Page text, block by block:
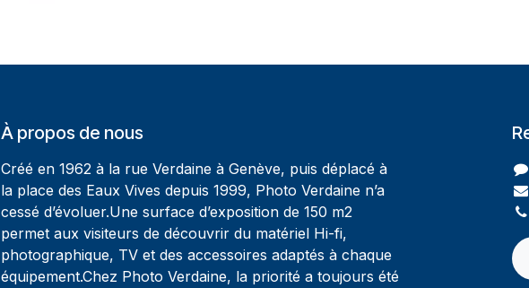
À propos de nous
Créé en 1962 à la rue Verdaine à Genève, puis déplacé à
la place des Eaux Vives depuis 1999, Photo Verdaine n’a
cessé d’évoluer.Une surface d’exposition de 150 m2
permet aux visiteurs de découvrir du matériel Hi-fi,
photographique, TV et des accessoires adaptés à chaque
équipement.Chez Photo Verdaine, la priorité a toujours été